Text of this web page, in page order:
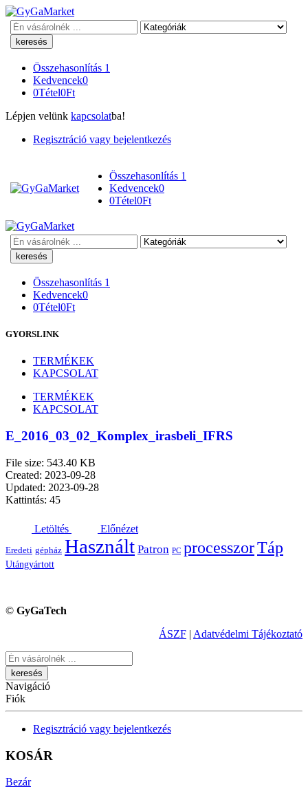
Keresés
Összehasonlítás 1
Kedvencek0
0Tétel0Ft
Lépjen velünk kapcsolatba!
Regisztráció vagy bejelentkezés
Összehasonlítás 1
Kedvencek0
0Tétel0Ft
Keresés
Összehasonlítás 1
Kedvencek0
0Tétel0Ft
GYORSLINK
TERMÉKEK
KAPCSOLAT
TERMÉKEK
KAPCSOLAT
E_2016_03_02_Komplex_irasbeli_IFRS
File size: 543.40 KB
Created: 2023-09-28
Updated: 2023-09-28
Kattintás: 45
Letöltés Előnézet
Eredeti gépház Használt Patron PC processzorTáp
Utángyártott
© GyGaTech
ÁSZF | Adatvédelmi Tájékoztató
Keresés
Navigáció
Fiók
Regisztráció vagy bejelentkezés
KOSÁR
Bezár